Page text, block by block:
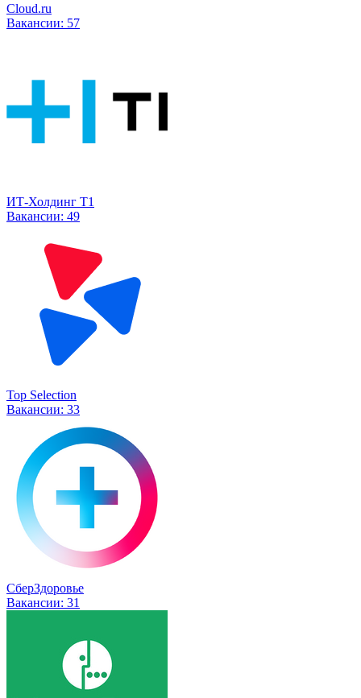
Cloud.ru
Вакансии: 57
ИТ-Холдинг Т1
Вакансии: 49
Top Selection
Вакансии: 33
СберЗдоровье
Вакансии: 31